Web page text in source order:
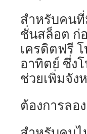
สำหรับคน
ชั่นสล็อต ก่
เครดิตฟรี
อาทิตย์ ซึ่ง
ช่วยเพิ่มจัง
ต้องการลอ